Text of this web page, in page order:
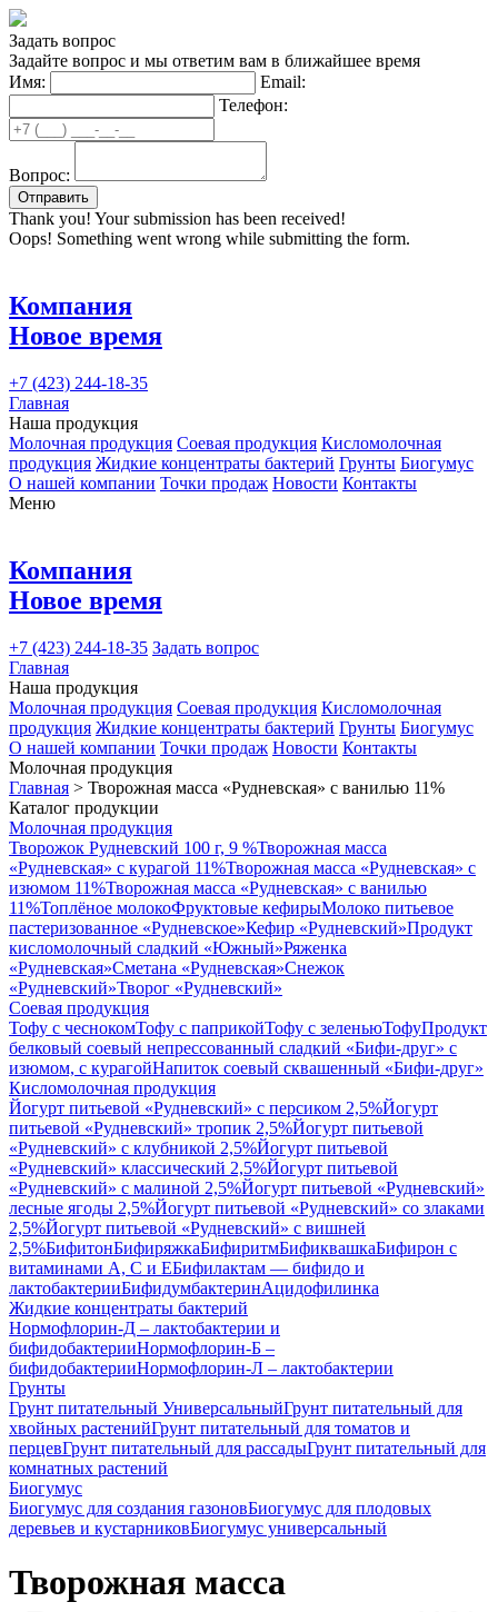
Задать вопрос
Задайте вопрос и мы ответим вам в ближайшее время
Имя:
Email:
Телефон:
Вопрос:
Thank you! Your submission has been received!
Oops! Something went wrong while submitting the form.
Компания
Новое время
+7 (423) 244-18-35
Главная
Наша продукция
Молочная продукция Соевая продукция Кисломолочная
продукция Жидкие концентраты бактерий Грунты Биогумус
О нашей компании Точки продаж Новости Контакты
Меню
Компания
Новое время
+7 (423) 244-18-35 Задать вопрос
Главная
Наша продукция
Молочная продукция Соевая продукция Кисломолочная
продукция Жидкие концентраты бактерий Грунты Биогумус
О нашей компании Точки продаж Новости Контакты
Молочная продукция
Главная > Творожная масса «Рудневская» с ванилью 11%
Каталог продукции
Молочная продукция
Творожок Рудневский 100 г, 9 %Творожная масса
«Рудневская» с курагой 11%Творожная масса «Рудневская» с
изюмом 11%Творожная масса «Рудневская» с ванилью
11%Топлёное молокоФруктовые кефирыМолоко питьевое
пастеризованное «Рудневское»Кефир «Рудневский»Продукт
кисломолочный сладкий «Южный»Ряженка
«Рудневская»Сметана «Рудневская»Снежок
«Рудневский»Творог «Рудневский»
Соевая продукция
Тофу с чеснокомТофу с паприкойТофу с зеленьюТофуПродукт
белковый соевый непрессованный сладкий «Бифи-друг» с
изюмом, с курагойНапиток соевый сквашенный «Бифи-друг»
Кисломолочная продукция
Йогурт питьевой «Рудневский» с персиком 2,5%Йогурт
питьевой «Рудневский» тропик 2,5%Йогурт питьевой
«Рудневский» с клубникой 2,5%Йогурт питьевой
«Рудневский» классический 2,5%Йогурт питьевой
«Рудневский» с малиной 2,5%Йогурт питьевой «Рудневский»
лесные ягоды 2,5%Йогурт питьевой «Рудневский» со злаками
2,5%Йогурт питьевой «Рудневский» с вишней
2,5%БифитонБифиряжкаБифиритмБификвашкаБифирон с
витаминами А, С и ЕБифилактам — бифидо и
лактобактерииБифидумбактеринАцидофилинка
Жидкие концентраты бактерий
Нормофлорин-Д – лактобактерии и
бифидобактерииНормофлорин-Б –
бифидобактерииНормофлорин-Л – лактобактерии
Грунты
Грунт питательный УниверсальныйГрунт питательный для
хвойных растенийГрунт питательный для томатов и
перцевГрунт питательный для рассадыГрунт питательный для
комнатных растений
Биогумус
Биогумус для создания газоновБиогумус для плодовых
деревьев и кустарниковБиогумус универсальный
Творожная масса